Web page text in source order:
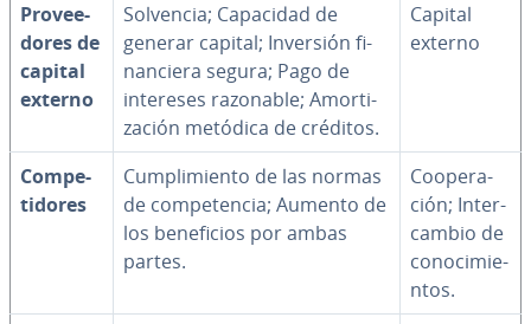
Pro­vee­
do­res de
capital
externo
Solvencia; Capacidad de
generar capital; Inversión fi­
na­n­cie­ra segura; Pago de
intereses razonable; Amo­r­ti­
za­ción metódica de créditos.
Capital
externo
Co­m­pe­
ti­do­res
Cu­m­pli­mie­n­to de las normas
de co­m­pe­te­n­cia; Aumento de
los be­ne­fi­cios por ambas
partes.
Coope­ra­
ción; In­te­r­
ca­m­bio de
co­no­ci­mie­
n­tos.